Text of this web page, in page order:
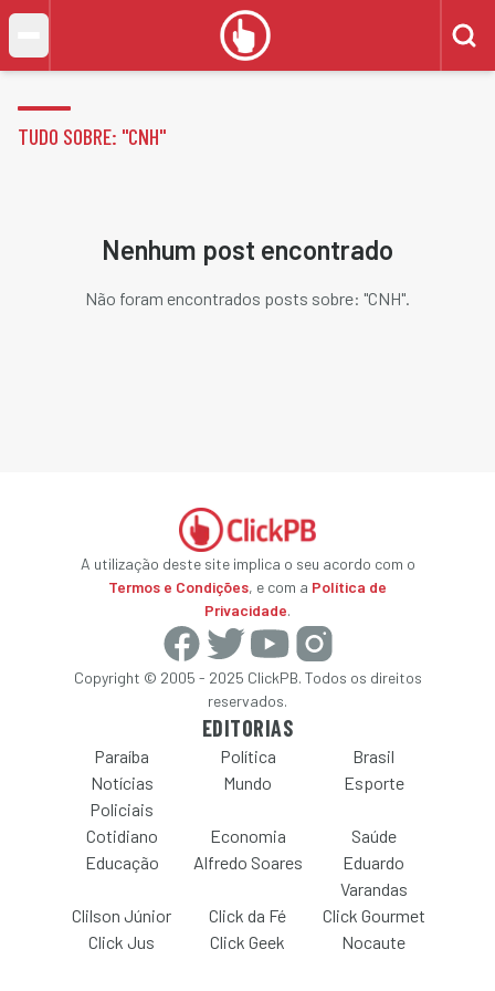
TUDO SOBRE: "CNH"
Nenhum post encontrado
Não foram encontrados posts sobre: "CNH".
A utilização deste site implica o seu acordo com o
Termos e Condições, e com a Política de
Privacidade.
Copyright © 2005 - 2025 ClickPB. Todos os direitos
reservados.
EDITORIAS
Paraíba Política
Brasil
Notícias
Policiais
Mundo Esporte
Cotidiano Economia
Saúde
Educação
Alfredo Soares
Eduardo
Varandas
Clilson Júnior
Click da Fé
Click Gourmet
Click Jus
Click Geek Nocaute